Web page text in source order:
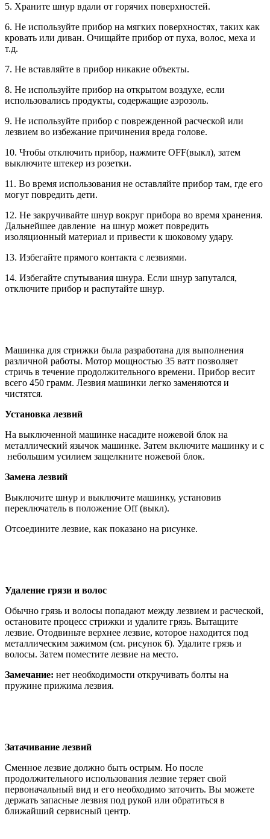
5. Храните шнур вдали от горячих поверхностей.
6. Не используйте прибор на мягких поверхностях, таких как
кровать или диван. Очищайте прибор от пуха, волос, меха и
т.д.
7. Не вставляйте в прибор никакие объекты.
8. Не используйте прибор на открытом воздухе, если
использовались продукты, содержащие аэрозоль.
9. Не используйте прибор с поврежденной расческой или
лезвием во избежание причинения вреда голове.
10. Чтобы отключить прибор, нажмите OFF(выкл), затем
выключите штекер из розетки.
11. Во время использования не оставляйте прибор там, где его
могут повредить дети.
12. Не закручивайте шнур вокруг прибора во время хранения.
Дальнейшее давление на шнур может повредить
изоляционный материал и привести к шоковому удару.
13. Избегайте прямого контакта с лезвиями.
14. Избегайте спутывания шнура. Если шнур запутался,
отключите прибор и распутайте шнур.
Машинка для стрижки была разработана для выполнения
различной работы. Мотор мощностью 35 ватт позволяет
стричь в течение продолжительного времени. Прибор весит
всего 450 грамм. Лезвия машинки легко заменяются и
чистятся.
Установка лезвий
На выключенной машинке насадите ножевой блок на
металлический язычок машинке. Затем включите машинку и с
небольшим усилием защелкните ножевой блок.
Замена лезвий
Выключите шнур и выключите машинку, установив
переключатель в положение Off (выкл).
Отсоедините лезвие, как показано на рисунке.
Удаление грязи и волос
Обычно грязь и волосы попадают между лезвием и расческой,
остановите процесс стрижки и удалите грязь. Вытащите
лезвие. Отодвиньте верхнее лезвие, которое находится под
металлическим зажимом (см. рисунок 6). Удалите грязь и
волосы. Затем поместите лезвие на место.
Замечание: нет необходимости откручивать болты на
пружине прижима лезвия.
Затачивание лезвий
Сменное лезвие должно быть острым. Но после
продолжительного использования лезвие теряет свой
первоначальный вид и его необходимо заточить. Вы можете
держать запасные лезвия под рукой или обратиться в
ближайший сервисный центр.